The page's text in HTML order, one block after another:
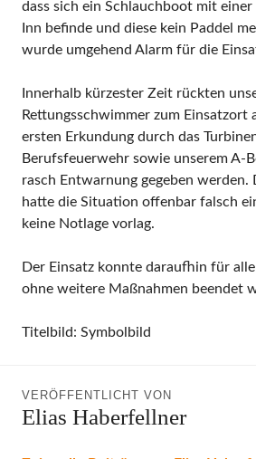
dass sich ein Schlauchboot mit
Inn befinde und diese kein Paddel
wurde umgehend Alarm für die
Innerhalb kürzester Zeit rückten
Rettungsschwimmer zum Einsatzort
ersten Erkundung durch das
Berufsfeuerwehr sowie unserem A-
rasch Entwarnung gegeben
hatte die Situation offenbar falsch
keine Notlage vorlag.
Der Einsatz konnte daraufhin für
ohne weitere Maßnahmen beendet
Titelbild: Symbolbild
VERÖFFENTLICHT VON
Elias Haberfellner